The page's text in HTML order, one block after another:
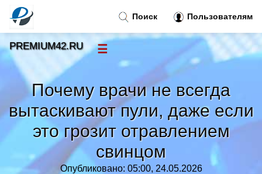
Почему врачи не всегда
вытаскивают пули, даже если
это грозит отравлением
свинцом
Опубликовано: 05:00, 24.05.2026
Поиск Пользователям
PREMIUM42.RU ☰
Тренды новостей »
Рубрики»
Правила »